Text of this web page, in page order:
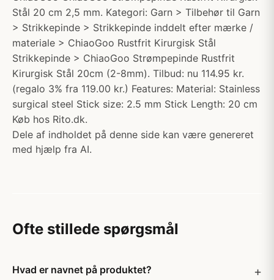
Stål 20 cm 2,5 mm. Kategori: Garn > Tilbehør til Garn
> Strikkepinde > Strikkepinde inddelt efter mærke /
materiale > ChiaoGoo Rustfrit Kirurgisk Stål
Strikkepinde > ChiaoGoo Strømpepinde Rustfrit
Kirurgisk Stål 20cm (2-8mm). Tilbud: nu 114.95 kr.
(regalo 3% fra 119.00 kr.) Features: Material: Stainless
surgical steel Stick size: 2.5 mm Stick Length: 20 cm
Køb hos Rito.dk.
Dele af indholdet på denne side kan være genereret
med hjælp fra AI.
Ofte stillede spørgsmål
Hvad er navnet på produktet?